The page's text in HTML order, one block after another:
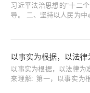
律，对最高人民法院《建
设工程施工合同司
习近平法治思想的“十二
导。 二、坚持以人民为
路。 四、坚持依宪治国
国家、法治政府、法治社
治和涉外法治。 十、坚
十一、坚持抓住领
以事实为根据，以法律
以事实为根据，以法律为
来理解: 第一，以事实为
时，应当依照法定程序